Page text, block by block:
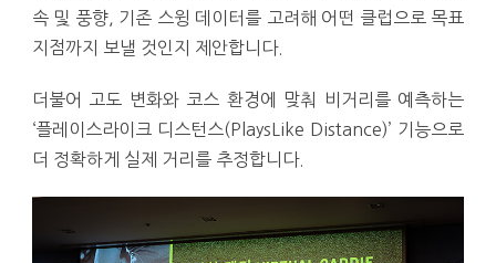
속 및 풍향, 기존 스윙 데이터를 고려해 어떤 클럽으로 목표
지점까지 보낼 것인지 제안합니다.
더불어 고도 변화와 코스 환경에 맞춰 비거리를 예측하는
‘플레이스라이크 디스턴스(PlaysLike Distance)’ 기능으로
더 정확하게 실제 거리를 추정합니다.